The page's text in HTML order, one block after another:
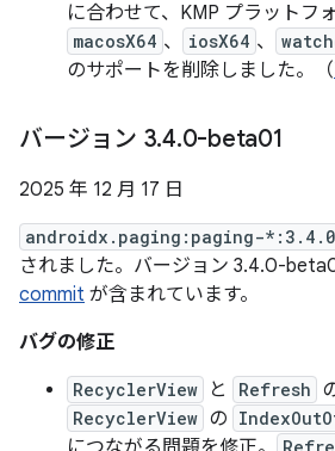
に合わせて、KMP プラットフ
macosX64 、 iosX64 、
のサポートを削除しました。（
バージョン 3.4.0-beta01
2025 年 12 月 17 日
androidx.paging:paging-
されました。バージョン 3.4.0-
commit が含まれています。
バグの修正
RecyclerView と Refresh
RecyclerView の